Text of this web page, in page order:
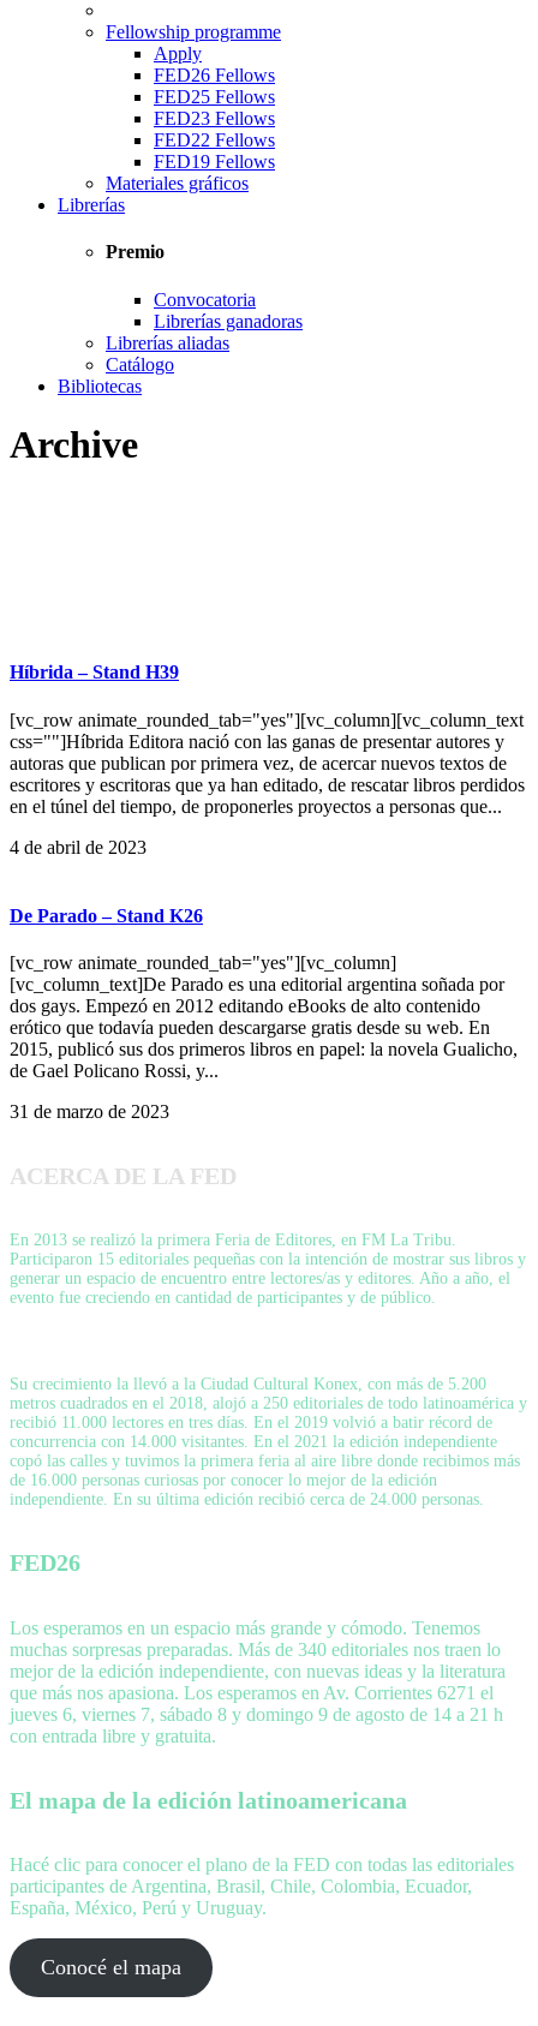
Fellowship programme
Apply
FED26 Fellows
FED25 Fellows
FED23 Fellows
FED22 Fellows
FED19 Fellows
Materiales gráficos
Librerías
Premio
Convocatoria
Librerías ganadoras
Librerías aliadas
Catálogo
Bibliotecas
Archive
Híbrida – Stand H39
[vc_row animate_rounded_tab="yes"][vc_column][vc_column_text
css=""]Híbrida Editora nació con las ganas de presentar autores y
autoras que publican por primera vez, de acercar nuevos textos de
escritores y escritoras que ya han editado, de rescatar libros perdidos
en el túnel del tiempo, de proponerles proyectos a personas que...
4 de abril de 2023
De Parado – Stand K26
[vc_row animate_rounded_tab="yes"][vc_column]
[vc_column_text]De Parado es una editorial argentina soñada por
dos gays. Empezó en 2012 editando eBooks de alto contenido
erótico que todavía pueden descargarse gratis desde su web. En
2015, publicó sus dos primeros libros en papel: la novela Gualicho,
de Gael Policano Rossi, y...
31 de marzo de 2023
ACERCA DE LA FED
En 2013 se realizó la primera Feria de Editores, en FM La Tribu.
Participaron 15 editoriales pequeñas con la intención de mostrar sus libros y
generar un espacio de encuentro entre lectores/as y editores. Año a año, el
evento fue creciendo en cantidad de participantes y de público.
Su crecimiento la llevó a la Ciudad Cultural Konex, con más de 5.200
metros cuadrados en el 2018, alojó a 250 editoriales de todo latinoamérica y
recibió 11.000 lectores en tres días. En el 2019 volvió a batir récord de
concurrencia con 14.000 visitantes. En el 2021 la edición independiente
copó las calles y tuvimos la primera feria al aire libre donde recibimos más
de 16.000 personas curiosas por conocer lo mejor de la edición
independiente. En su última edición recibió cerca de 24.000 personas.
FED26
Los esperamos en un espacio más grande y cómodo. Tenemos
muchas sorpresas preparadas. Más de 340 editoriales nos traen lo
mejor de la edición independiente, con nuevas ideas y la literatura
que más nos apasiona. Los esperamos en Av. Corrientes 6271 el
jueves 6, viernes 7, sábado 8 y domingo 9 de agosto de 14 a 21 h
con entrada libre y gratuita.
El mapa de la edición latinoamericana
Hacé clic para conocer el plano de la FED con todas las editoriales
participantes de Argentina, Brasil, Chile, Colombia, Ecuador,
España, México, Perú y Uruguay.
Conocé el mapa